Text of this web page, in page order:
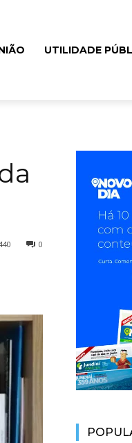
UTILIDADE
0